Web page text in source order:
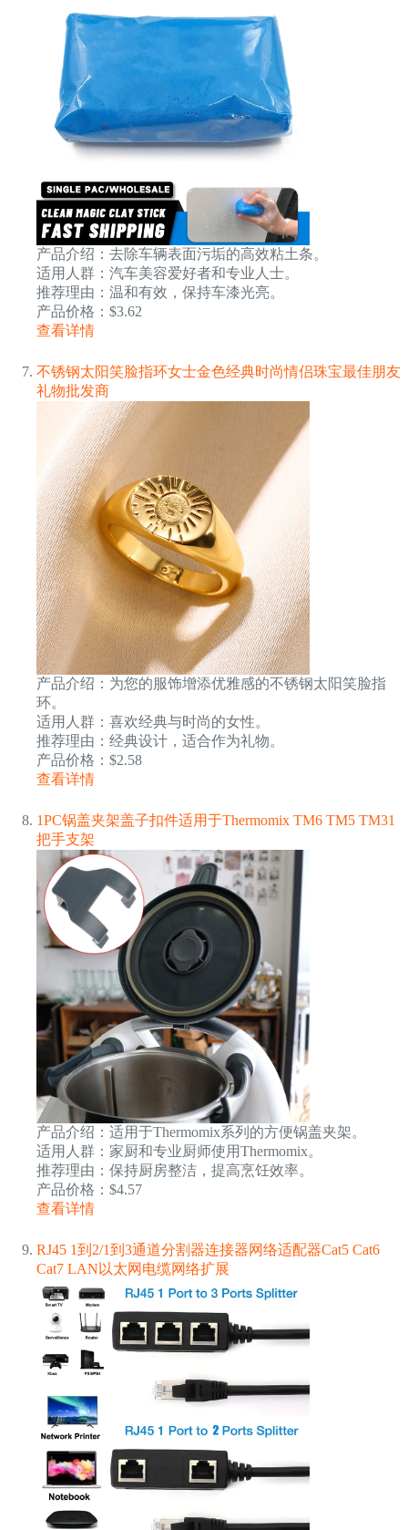
产品介绍：去除车辆表面污垢的高效粘土条。
适用人群：汽车美容爱好者和专业人士。
推荐理由：温和有效，保持车漆光亮。
产品价格：$3.62
查看详情
不锈钢太阳笑脸指环女士金色经典时尚情侣珠宝最佳朋友
礼物批发商
产品介绍：为您的服饰增添优雅感的不锈钢太阳笑脸指
环。
适用人群：喜欢经典与时尚的女性。
推荐理由：经典设计，适合作为礼物。
产品价格：$2.58
查看详情
1PC锅盖夹架盖子扣件适用于Thermomix TM6 TM5 TM31
把手支架
产品介绍：适用于Thermomix系列的方便锅盖夹架。
适用人群：家厨和专业厨师使用Thermomix。
推荐理由：保持厨房整洁，提高烹饪效率。
产品价格：$4.57
查看详情
RJ45 1到2/1到3通道分割器连接器网络适配器Cat5 Cat6
Cat7 LAN以太网电缆网络扩展